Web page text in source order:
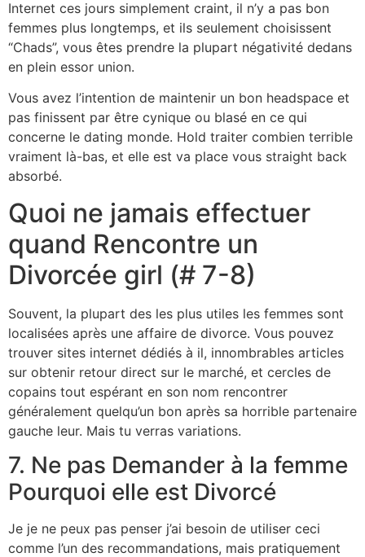
Internet ces jours simplement craint, il n’y a pas bon
femmes plus longtemps, et ils seulement choisissent
“Chads”, vous êtes prendre la plupart négativité dedans
en plein essor union.
Vous avez l’intention de maintenir un bon headspace et
pas finissent par être cynique ou blasé en ce qui
concerne le dating monde. Hold traiter combien terrible
vraiment là-bas, et elle est va place vous straight back
absorbé.
Quoi ne jamais effectuer
quand Rencontre un
Divorcée girl (# 7-8)
Souvent, la plupart des les plus utiles les femmes sont
localisées après une affaire de divorce. Vous pouvez
trouver sites internet dédiés à il, innombrables articles
sur obtenir retour direct sur le marché, et cercles de
copains tout espérant en son nom rencontrer
généralement quelqu’un bon après sa horrible partenaire
gauche leur. Mais tu verras variations.
7. Ne pas Demander à la femme
Pourquoi elle est Divorcé
Je je ne peux pas penser j’ai besoin de utiliser ceci
comme l’un des recommandations, mais pratiquement